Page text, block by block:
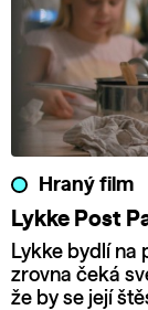
Hraný film
Lykke Post
Lykke bydlí na
zrovna čeká
že by se její